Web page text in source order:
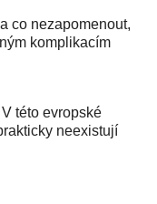
co nezapomenout,
komplikacím
této evropské
neexistují